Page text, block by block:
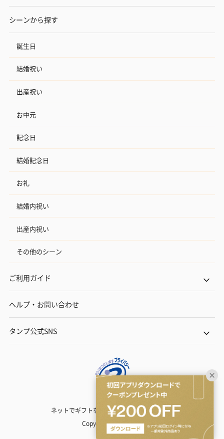
シーンから探す
誕生日
結婚祝い
出産祝い
お中元
記念日
結婚記念日
お礼
結婚内祝い
出産内祝い
その他のシーン
ご利用ガイド
ヘルプ・お問い合わせ
タンプ公式SNS
ネットでギフトを贈るなら | TANP（タンプ）
Copyright© TANP Inc.